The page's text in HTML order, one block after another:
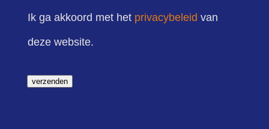
Ik ga akkoord met het privacybeleid van
deze website.
verzenden